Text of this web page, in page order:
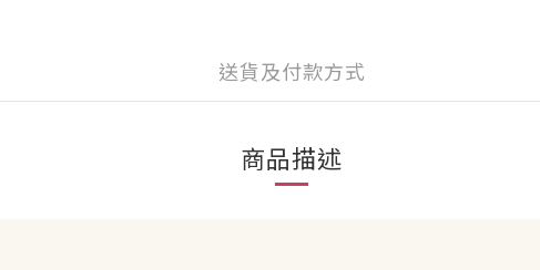
送貨及付款方式
商品描述